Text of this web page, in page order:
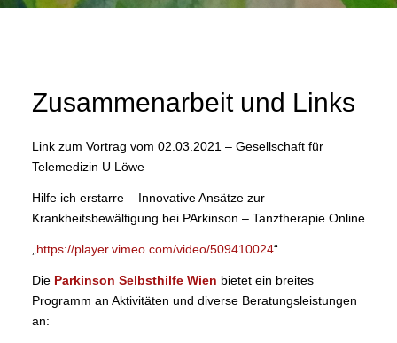
Zusammenarbeit und Links
Link zum Vortrag vom 02.03.2021 – Gesellschaft für
Telemedizin U Löwe
Hilfe ich erstarre – Innovative Ansätze zur
Krankheitsbewältigung bei PArkinson – Tanztherapie Online
https://player.vimeo.com/video/509410024“
Die Parkinson Selbsthilfe Wien bietet ein breites
Programm an Aktivitäten und diverse Beratungsleistungen
an: